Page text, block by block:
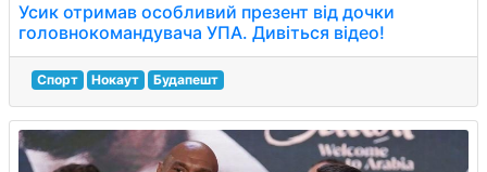
Усик отримав особливий презент від дочки
головнокомандувача УПА. Дивіться відео!
Спорт Нокаут Будапешт